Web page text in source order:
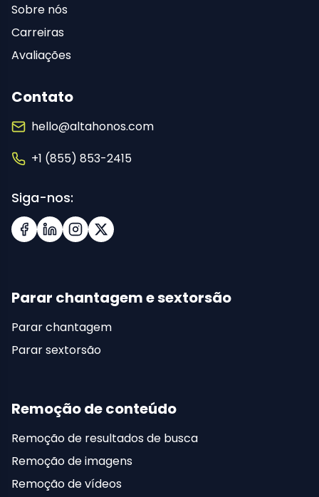
Sobre nós
Carreiras
Avaliações
Contato
hello@altahonos.com
+1 (855) 853-2415
Siga-nos:
Facebook
LinkedInInstagramX (Twitter)
Parar chantagem e sextorsão
Parar chantagem
Parar sextorsão
Remoção de conteúdo
Remoção de resultados de busca
Remoção de imagens
Remoção de vídeos